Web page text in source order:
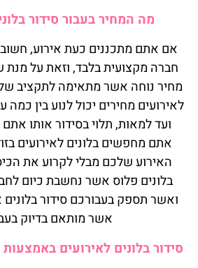
מה המחיר בעבור סידור
אם אתם מתכננים כעת אירוע,
חברה מקצועית בלבד, וזאת על
מחיר נוחה אשר מתאימה לתקציב
לאירועים מחירים יכול לנוע בין
ועד למאות, תלוי בסידור אותו
אתם מחפשים בלונים לאירועים
האירוע שלכם מבלי לקרוע את
בלונים פלוס אשר נחשבת כיום
ואשר תספק בעבורכם סידור בלונים
אשר מותאם בדיוק
סידור בלונים לאירועים